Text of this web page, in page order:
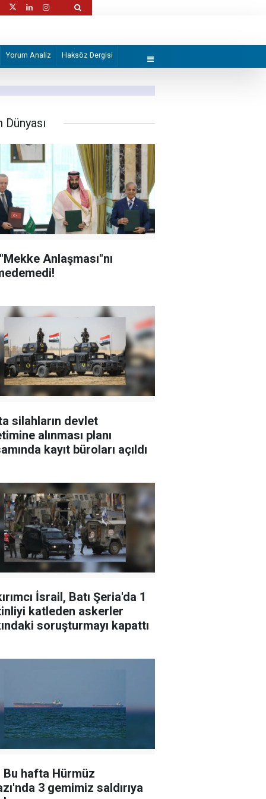
Yorum Analiz Haksöz Dergisi
Dünyası
Anlaşması"nı
silahların devlet
alınması planı
kayıt büroları açıldı
İsrail, Batı Şeria'da 1
katleden askerler
soruşturmayı kapattı
Bu hafta Hürmüz
3 gemimiz saldırıya